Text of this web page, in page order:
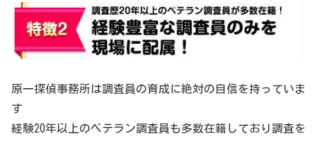
原一探偵事務所は調査員の育成に絶対の自信を持っていま
す
経験20年以上のベテラン調査員も多数在籍しており調査を